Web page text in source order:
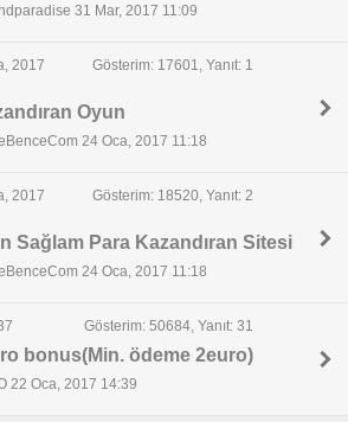
31 Mar, 2017 11:09
2017
Gösterim: 17601, Yanıt: 1
Oyun
24 Oca, 2017 11:18
2017
Gösterim: 18520, Yanıt: 2
Sağlam Para Kazandıran Sitesi
24 Oca, 2017 11:18
Gösterim: 50684, Yanıt: 31
bonus(Min. ödeme 2euro)
22 Oca, 2017 14:39